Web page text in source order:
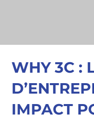
WHY 3C :
IMPACT